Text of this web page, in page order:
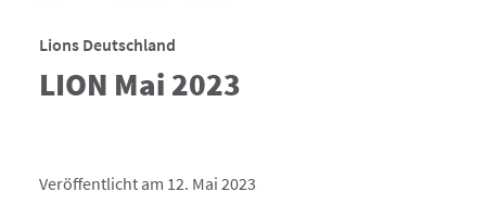
Lions Deutschland
LION Mai 2023
Veröffentlicht am 12. Mai 2023